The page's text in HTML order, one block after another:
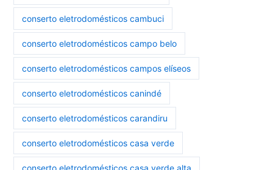
conserto eletrodomésticos cambuci
conserto eletrodomésticos campo belo
conserto eletrodomésticos campos elíseos
conserto eletrodomésticos canindé
conserto eletrodomésticos carandiru
conserto eletrodomésticos casa verde
conserto eletrodomésticos casa verde alta